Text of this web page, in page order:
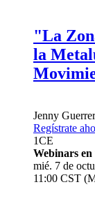
"La
la
Jenny
Regístrate
1CE
Webinars en
mié. 7 de
11:00 CST